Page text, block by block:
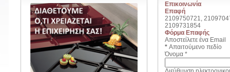
Επικοινωνία
Επαφή
2109750721,
2109731854
Φόρμα Επαφής
Αποστείλετε ένα Email
* Απαιτούμενο πεδίο
Όνομα *